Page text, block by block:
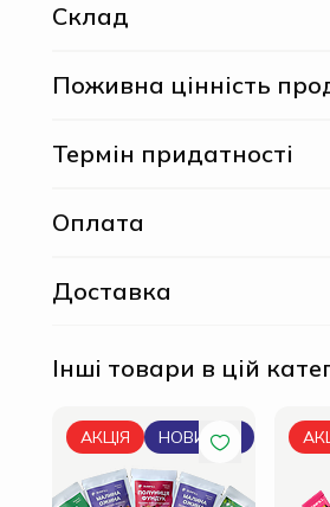
Склад
Поживна цінність
Термін придатності
Оплата
Доставка
Інші товари в цій
АКЦІЯ НОВИНКА